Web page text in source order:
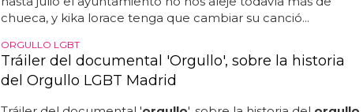
de kelis?... sólo esperemos que en los meses que quedan
hasta julio el ayuntamiento no nos aleje todavía más de
ORGULLO LGBT
Tráiler del documental 'Orgullo', sobre la historia